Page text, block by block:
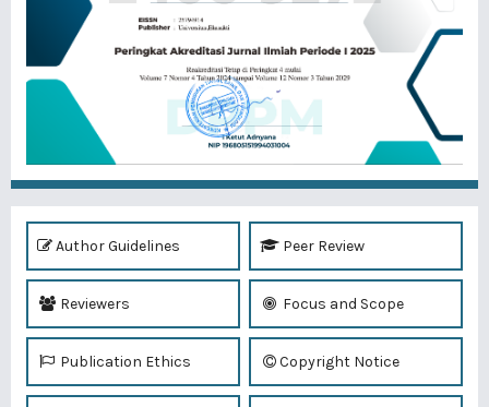
Author Guidelines Peer Review
Reviewers Focus and Scope
Publication Ethics Copyright Notice